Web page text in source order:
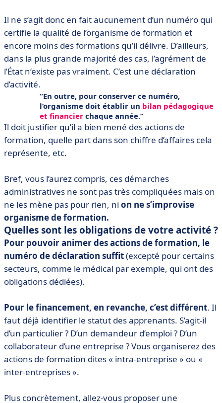
Il ne s’agit donc en fait aucunement d’un numéro qui
certifie la qualité de l’organisme de formation et
encore moins des formations qu’il délivre. D’ailleurs,
dans la plus grande majorité des cas, l’agrément de
l’État n’existe pas vraiment. C’est une déclaration
d’activité.
En outre, pour conserver ce numéro,
l’organisme doit établir un bilan pédagogique
et financier chaque année.
Il doit justifier qu’il a bien mené des actions de
formation, quelle part dans son chiffre d’affaires cela
représente, etc.
Bref, vous l’aurez compris, ces démarches
administratives ne sont pas très compliquées mais on
ne les mène pas pour rien, ni on ne s’improvise
organisme de formation.
Quelles sont les obligations de votre activité ?
Pour pouvoir animer des actions de formation, le
numéro de déclaration suffit(excepté pour certains
secteurs, comme le médical par exemple, qui ont des
obligations dédiées).
Pour le financement, en revanche, c’est différent. Il
faut déjà identifier le statut des apprenants. S’agit-il
d’un particulier ? D’un demandeur d’emploi ? D’un
collaborateur d’une entreprise ? Vous organiserez des
actions de formation dites « intra-entreprise » ou «
inter-entreprises ».
Plus concrètement, allez-vous proposer une